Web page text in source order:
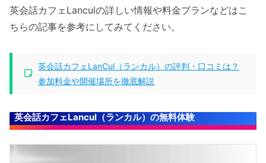
英会話カフェLanculの詳しい情報や料金プランなどはこ
ちらの記事を参考にしてみてください。
英会話カフェLanCul（ランカル）の評判・口コミは？
参加料金や開催場所を徹底解説
英会話カフェLancul（ランカル）の無料体験